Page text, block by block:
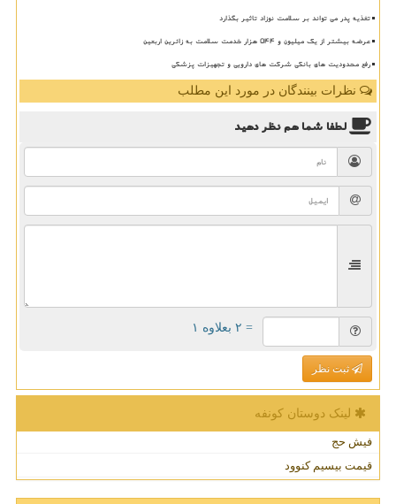
تغذیه پدر می تواند بر سلامت نوزاد تاثیر بگذارد
عرضه بیشتر از یک میلیون و ۵۴۴ هزار خدمت سلامت به زائرین اربعین
رفع محدودیت های بانکی شرکت های دارویی و تجهیزات پزشکی
نظرات بینندگان در مورد این مطلب
لطفا شما همنظر دهید
= ۲ بعلاوه ۱
ثبت نظر
لینک دوستان كونفه
فیش حج
قیمت بیسیم کنوود